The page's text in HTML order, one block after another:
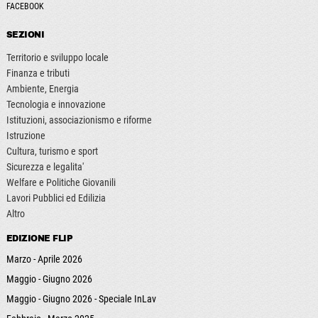
FACEBOOK
SEZIONI
Territorio e sviluppo locale
Finanza e tributi
Ambiente, Energia
Tecnologia e innovazione
Istituzioni, associazionismo e riforme
Istruzione
Cultura, turismo e sport
Sicurezza e legalita'
Welfare e Politiche Giovanili
Lavori Pubblici ed Edilizia
Altro
EDIZIONE FLIP
Marzo - Aprile 2026
Maggio - Giugno 2026
Maggio - Giugno 2026 - Speciale InLav